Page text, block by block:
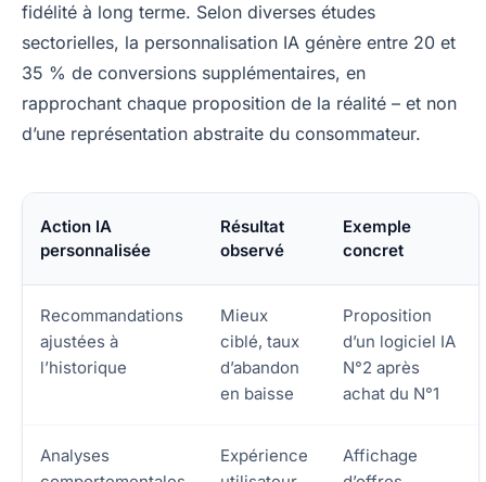
fidélité à long terme. Selon diverses études
sectorielles, la personnalisation IA génère entre 20 et
35 % de conversions supplémentaires, en
rapprochant chaque proposition de la réalité – et non
d’une représentation abstraite du consommateur.
Action IA
personnalisée
Résultat
observé
Exemple
concret
Recommandations
ajustées à
l’historique
Mieux
ciblé, taux
d’abandon
en baisse
Proposition
d’un logiciel IA
N°2 après
achat du N°1
Analyses
Expérience
Affichage